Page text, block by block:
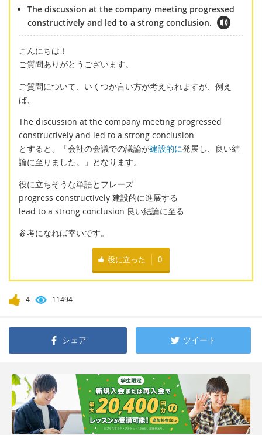
The discussion at the company meeting progressed
constructively and led to a strong conclusion.
こんにちは！
ご質問ありがとうございます。
ご質問について、いくつか言い方が考えられますが、例え
ば、
The discussion at the company meeting progressed
constructively and led to a strong conclusion.
とすると、「会社の会議での議論が建設的に発展し、良い結
論に至りました。」となります。
役に立ちそうな単語とフレーズ
progress constructively 建設的に進展する
lead to a strong conclusion 良い結論に至る
参考になれば幸いです。
役に立った 0
4 11494
シェア ツイート